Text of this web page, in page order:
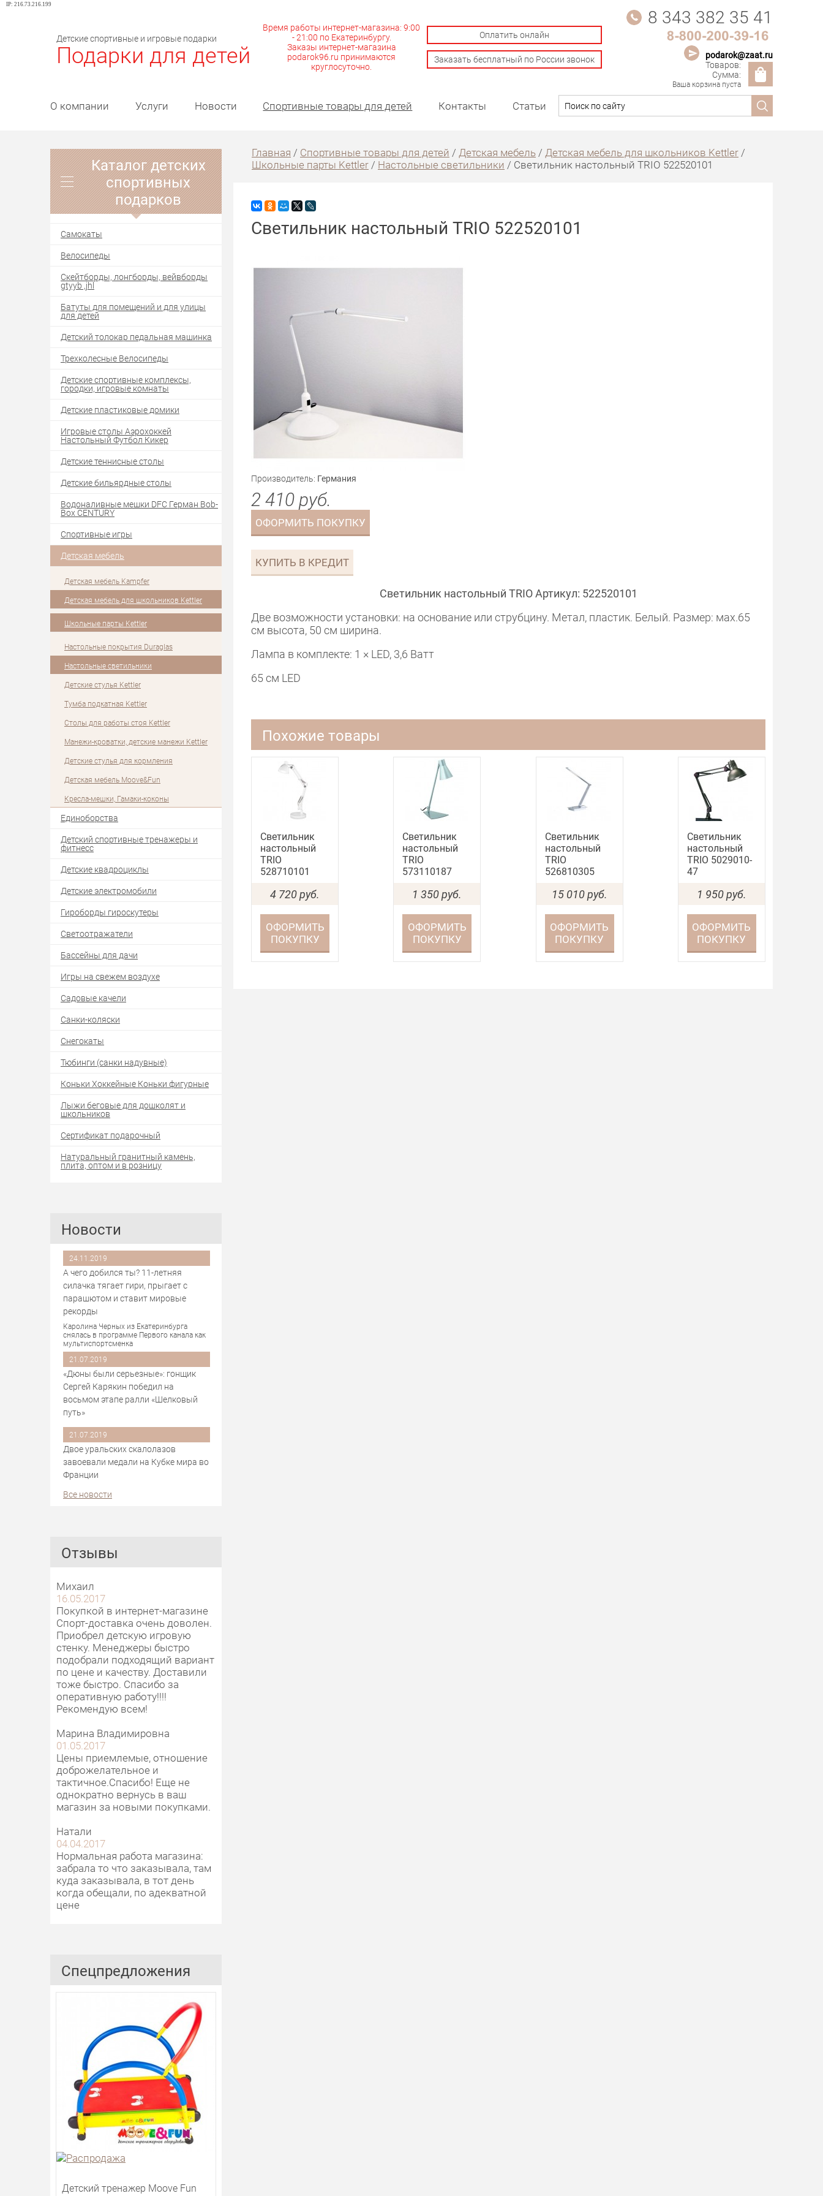
Детские спортивные и игровые подарки
Подарки для детей
Время работы интернет-магазина: 9:00
- 21:00 по Екатеринбургу.
Заказы интернет-магазина
podarok96.ru принимаются
круглосуточно.
Оплатить онлайн
Заказать бесплатный по России звонок
8 343 382 35 41
podarok@zaat.ru
Товаров:
Сумма:
Ваша корзина пуста
О компании Услуги Новости Спортивные товары для детей Контакты Статьи
Каталог детских
спортивных
подарков
Самокаты
Велосипеды
Скейтборды, лонгборды, вейвборды
gtyyb ,jhl
Батуты для помещений и для улицы
для детей
Детский толокар педальная машинка
Трехколесные Велосипеды
Детские спортивные комплексы,
городки, игровые комнаты
Детские пластиковые домики
Игровые столы Аэрохоккей
Настольный Футбол Кикер
Детские теннисные столы
Детские бильярдные столы
Водоналивные мешки DFC Герман Bob-
Box CENTURY
Спортивные игры
Детская мебель
Детская мебель Kampfer
Детская мебель для школьников Kettler
Школьные парты Kettler
Настольные покрытия Duraglas
Настольные светильники
Детские стулья Kettler
Тумба подкатная Kettler
Столы для работы стоя Kettler
Манежи-кроватки, детские манежи Kettler
Детские стулья для кормления
Детская мебель Moove&Fun
Кресла-мешки, Гамаки-коконы
Единоборства
Детский спортивные тренажеры и
фитнесс
Детские квадроциклы
Детские электромобили
Гироборды гироскутеры
Светоотражатели
Бассейны для дачи
Игры на свежем воздухе
Садовые качели
Санки-коляски
Снегокаты
Тюбинги (санки надувные)
Коньки Хоккейные Коньки фигурные
Лыжи беговые для дошколят и
школьников
Сертификат подарочный
Натуральный гранитный камень,
плита, оптом и в розницу
Новости
24.11.2019
А чего добился ты? 11-летняя
силачка тягает гири, прыгает с
парашютом и ставит мировые
рекорды
Каролина Черных из Екатеринбурга
снялась в программе Первого канала как
мультиспортсменка
21.07.2019
«Дюны были серьезные»: гонщик
Сергей Карякин победил на
восьмом этапе ралли «Шелковый
путь»
21.07.2019
Двое уральских скалолазов
завоевали медали на Кубке мира во
Франции
Все новости
Отзывы
Михаил
16.05.2017
Покупкой в интернет-магазине
Спорт-доставка очень доволен.
Приобрел детскую игровую
стенку. Менеджеры быстро
подобрали подходящий вариант
по цене и качеству. Доставили
тоже быстро. Спасибо за
оперативную работу!!!!
Рекомендую всем!
Марина Владимировна
01.05.2017
Цены приемлемые, отношение
доброжелательное и
тактичное.Спасибо! Еще не
однократно вернусь в ваш
магазин за новыми покупками.
Натали
04.04.2017
Нормальная работа магазина:
забрала то что заказывала, там
куда заказывала, в тот день
когда обещали, по адекватной
цене
Спецпредложения
Детский тренажер Moove Fun
Главная / Спортивные товары для детей / Детская мебель/ Детская мебель для школьников Kettler/
Школьные парты Kettler/ Настольные светильники / Светильник настольный TRIO 522520101
Светильник настольный TRIO 522520101
Производитель: Германия
2 410 руб.
ОФОРМИТЬ ПОКУПКУ
КУПИТЬ В КРЕДИТ
Светильник настольный TRIO Артикул: 522520101
Две возможности установки: на основание или струбцину. Метал, пластик. Белый. Размер: мах.65
см высота, 50 см ширина.
Лампа в комплекте: 1 × LED, 3,6 Ватт
65 см LED
Похожие товары
Светильник
настольный
TRIO
528710101
4 720руб.
ОФОРМИТЬ
ПОКУПКУ
Светильник
настольный
TRIO
573110187
1 350руб.
ОФОРМИТЬ
ПОКУПКУ
Светильник
настольный
TRIO
526810305
15 010руб.
ОФОРМИТЬ
ПОКУПКУ
Светильник
настольный
TRIO 5029010-
47
1 950руб.
ОФОРМИТЬ
ПОКУПКУ
IP: 216.73.216.199